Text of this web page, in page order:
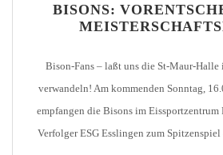
BISONS:
Bison-Fans – laßt uns die St-Maur-Halle
verwandeln! Am kommenden Sonntag,
empfangen die Bisons im Eissportzentrum
Verfolger ESG Esslingen zum